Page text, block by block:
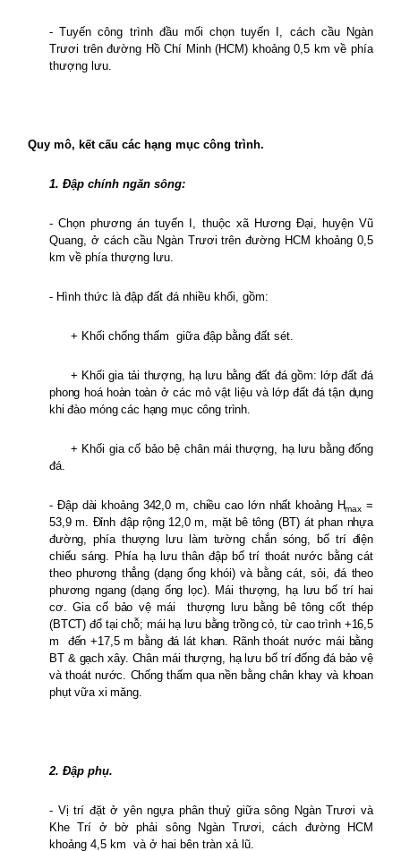
- Tuyến công trình đầu mối chọn tuyến I, cách cầu Ngàn
Trươi trên đường Hồ Chí Minh (HCM) khoảng 0,5 km về phía
thượng lưu.
Quy mô, kết cấu các hạng mục công trình.
1. Đập chính ngăn sông:
- Chọn phương án tuyến I, thuộc xã Hương Đại, huyện Vũ
Quang, ở cách cầu Ngàn Trươi trên đường HCM khoảng 0,5
km về phía thượng lưu.
- Hình thức là đập đất đá nhiều khối, gồm:
+ Khối chống thấm giữa đập bằng đất sét.
+ Khối gia tải thượng, hạ lưu bằng đất đá gồm: lớp đất đá
phong hoá hoàn toàn ở các mỏ vật liệu và lớp đất đá tận dụng
khi đào móng các hạng mục công trình.
+ Khối gia cố bảo bệ chân mái thượng, hạ lưu bằng đống
đá.
- Đập dài khoảng 342,0 m, chiều cao lớn nhất khoảng Hmax =
53,9 m. Đỉnh đập rộng 12,0 m, mặt bê tông (BT) át phan nhựa
đường, phía thượng lưu làm tường chắn sóng, bố trí điện
chiếu sáng. Phía hạ lưu thân đập bố trí thoát nước bằng cát
theo phương thẳng (dạng ống khói) và bằng cát, sỏi, đá theo
phương ngang (dạng ống lọc). Mái thượng, hạ lưu bố trí hai
cơ. Gia cố bảo vệ mái
thượng lưu bằng bê tông cốt thép
(BTCT) đổ tại chỗ; mái hạ lưu bằng trồng cỏ, từ cao trình +16,5
m
đến +17,5 m bằng đá lát khan. Rãnh thoát nước mái bằng
BT & gạch xây. Chân mái thượng, hạ lưu bố trí đống đá bảo vệ
và thoát nước. Chống thấm qua nền bằng chân khay và khoan
phụt vữa xi măng.
2. Đập phụ.
- Vị trí đặt ở yên ngựa phân thuỷ giữa sông Ngàn Trươi và
Khe Trí ở bờ phải sông Ngàn Trươi, cách đường HCM
khoảng 4,5 km vàở hai bên tràn xả lũ.